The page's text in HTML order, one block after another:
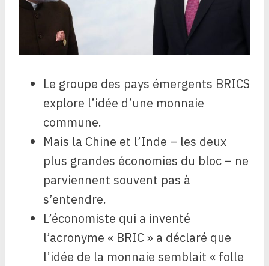
Le groupe des pays émergents BRICS
explore l’idée d’une monnaie
commune.
Mais la Chine et l’Inde – les deux
plus grandes économies du bloc – ne
parviennent souvent pas à
s’entendre.
L’économiste qui a inventé
l’acronyme « BRIC » a déclaré que
l’idée de la monnaie semblait « folle